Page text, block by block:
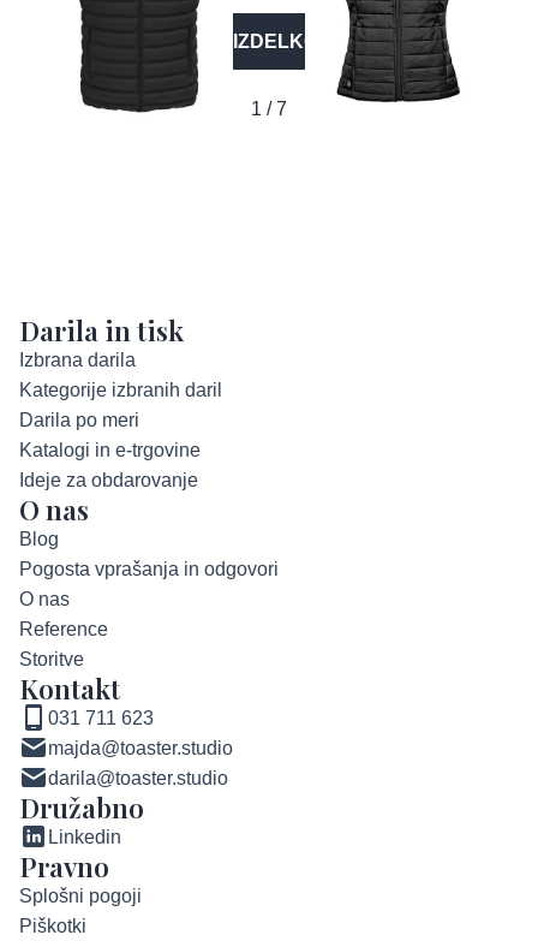
VEČ IZDELKOV
1 / 7
Darila in tisk
Izbrana darila
Kategorije izbranih daril
Darila po meri
Katalogi in e-trgovine
Ideje za obdarovanje
O nas
Blog
Pogosta vprašanja in odgovori
O nas
Reference
Storitve
Kontakt
031 711 623
majda@toaster.studio
darila@toaster.studio
Družabno
Linkedin
Pravno
Splošni pogoji
Piškotki